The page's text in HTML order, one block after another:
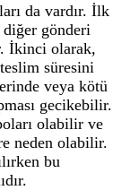
da vardır. İlk
gönderi
İkinci olarak,
süresini
veya kötü
gecikebilir.
olabilir ve
neden olabilir.
bu